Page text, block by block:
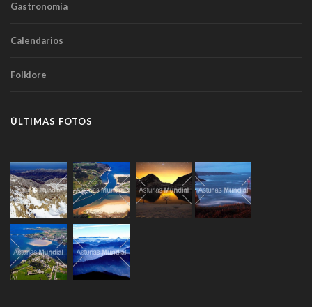
Gastronomía
Calendarios
Folklore
ÚLTIMAS FOTOS